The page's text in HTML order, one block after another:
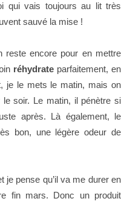
qui vais toujours au lit très
sauvé la mise !
reste encore pour en mettre
réhydrate parfaitement, en
je le mets le matin, mais on
le soir. Le matin, il pénètre si
après. Là également, le
bon, une légère odeur de
je pense qu’il va me durer en
fin mars. Donc un produit